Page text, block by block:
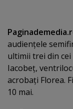
audienţele
ultimii trei din
Iacobeţ,
acrobaţi Florea.
10 mai.